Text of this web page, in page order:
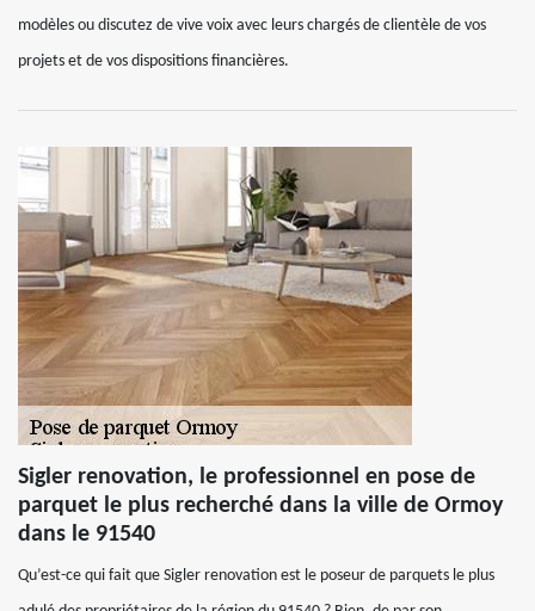
modèles ou discutez de vive voix avec leurs chargés de clientèle de vos
projets et de vos dispositions financières.
Sigler renovation, le professionnel en pose de
parquet le plus recherché dans la ville de Ormoy
dans le 91540
Qu’est-ce qui fait que Sigler renovation est le poseur de parquets le plus